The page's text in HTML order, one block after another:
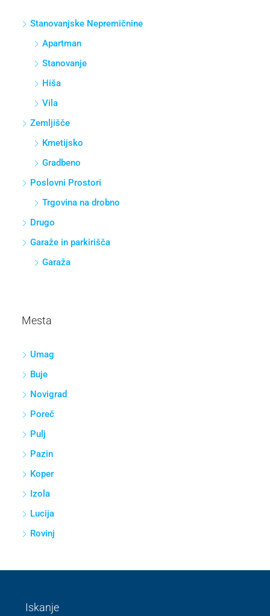
Stanovanjske Nepremičnine
Apartman
Stanovanje
Hiša
Vila
Zemljišče
Kmetijsko
Gradbeno
Poslovni Prostori
Trgovina na drobno
Drugo
Garaže in parkirišča
Garaža
Mesta
Umag
Buje
Novigrad
Poreč
Pulj
Pazin
Koper
Izola
Lucija
Rovinj
Iskanje